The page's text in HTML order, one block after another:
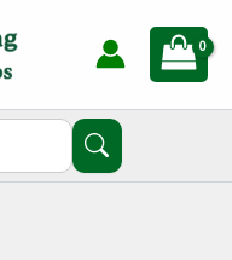
por
popularidade